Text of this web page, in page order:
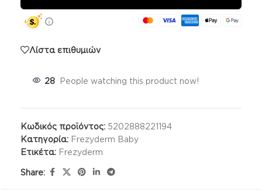
Λίστα επιθυμιών
28 People watching this product now!
Κωδικός προϊόντος: 5202888221194
Κατηγορία: Frezyderm Baby
Ετικέτα: Frezyderm
Share: